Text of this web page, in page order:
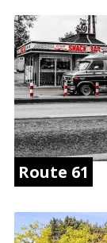
Route 61